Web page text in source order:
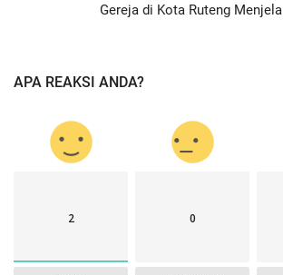
Gereja di Kota Ruteng
APA REAKSI ANDA?
2 0